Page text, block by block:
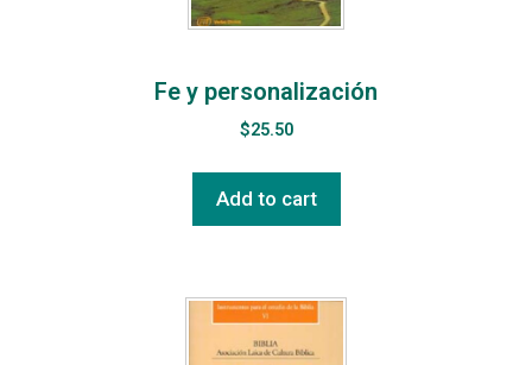
Fe y personalización
$25.50
Add to cart